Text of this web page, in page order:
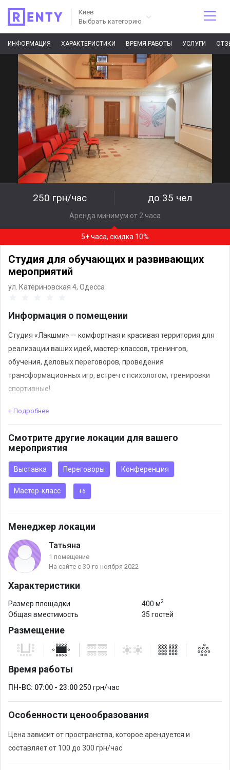
Киев
Выбрать категорию
ИНФОРМАЦИЯ ХАРАКТЕРИСТИКИ ВРЕМЯ РАБОТЫ УСЛУГИ
250 грн/час до 35 чел
Аренда минимум от 2 часа
5+ часа, скидка 10%
Студия для обучающих и развивающих
мероприятий
ул. Катериновская 4, Одесса
Информация о помещении
Студия «Лакшми» — комфортная и красивая территория для
реализации ваших идей, мастер-классов, тренингов,
обучения, деловых переговоров, проведения
трансформационных игр, встреч с психологом, тренировки
спортивные!
У нас установлен мощный генератор - свет есть!!!
Наши преимущества:
удобное расположение в центре города,
очень удобные кабинеты: большие и маленькие, есть зал со
столом, есть зал с коврами;
ароматный вкусный кофе и перекусы;
+ Подробнее
Смотрите другие локации для вашего
мероприятия
Выставка Переговоры Конференция
Мастер-класс +6
Менеджер локации
Татьяна
1 помещение
На сайте с 30-го ноября 2022
Характеристики
Размер площадки 400 м2
Общая вместимость 35 гостей
Размещение
Время работы
ПН-ВС: 07:00 - 23:00250 грн/час
Особенности ценообразования
Цена зависит от пространства, которое арендуется и
составляет от 100 до 300 грн/час